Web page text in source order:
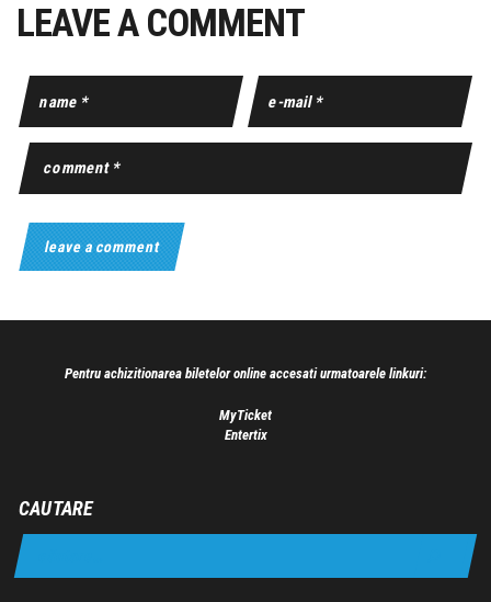
LEAVE A COMMENT
Pentru achizitionarea biletelor online accesati urmatoarele linkuri:
MyTicket
Entertix
CAUTARE